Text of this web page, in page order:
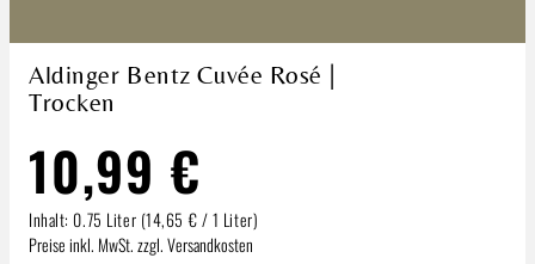
Aldinger Bentz Cuvée Rosé |
Trocken
10,99 €
Inhalt: 0.75 Liter (14,65 € / 1 Liter)
Preise inkl. MwSt. zzgl. Versandkosten